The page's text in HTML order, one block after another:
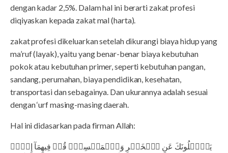
dengan kadar 2,5%. Dalam hal ini berarti zakat profesi
diqiyaskan kepada zakat mal (harta).
zakat profesi dikeluarkan setelah dikurangi biaya hidup yang
ma’ruf (layak), yaitu yang benar-benar biaya kebutuhan
pokok atau kebutuhan primer, seperti kebutuhan pangan,
sandang, perumahan, biaya pendidikan, kesehatan,
transportasi dan sebagainya. Dan ukurannya adalah sesuai
dengan ‘urf masing-masing daerah.
Hal ini didasarkan pada firman Allah:
يَسۡ‍َٔلُونَكَ عَنِ ٱلۡخَمۡرِ وَٱلۡمَيۡسِرِۖ قُلۡ فِيهِمَآ إِثۡمٞ